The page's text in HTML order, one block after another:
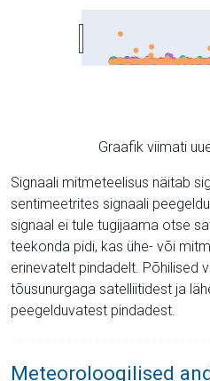
Graafik viimati
Signaali mitmeteelisus näitab
sentimeetrites signaali
signaal ei tule tugijaama otse
teekonda pidi, kas ühe- või
erinevatelt pindadelt. Põhilised
tõusunurgaga satelliitidest ja
peegelduvatest pindadest.
Meteoroloogilised